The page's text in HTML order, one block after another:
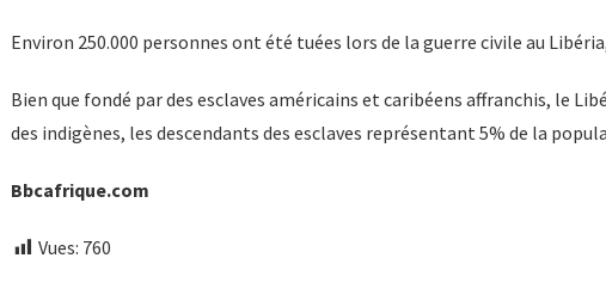
Environ 250.000 personnes ont été tuées lors de la guerre civile au Libéria,
Bien que fondé par des esclaves américains et caribéens affranchis, le
des indigènes, les descendants des esclaves représentant 5% de la
Bbcafrique.com
Vues: 760